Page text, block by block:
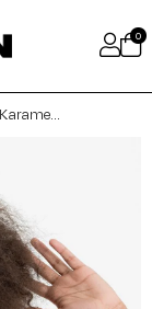
0
Maraton Oversize Kadın Dik Yaka Karamel Tracktop